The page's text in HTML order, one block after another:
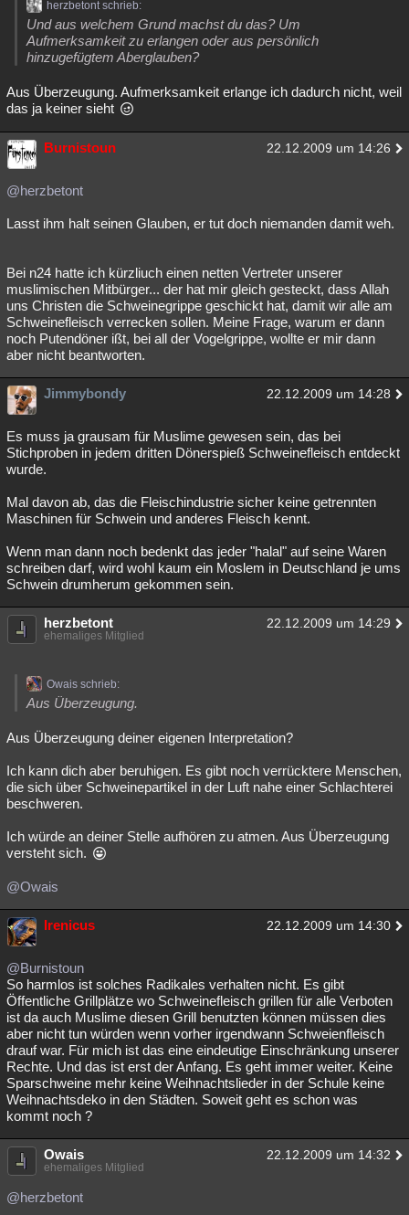
herzbetont schrieb:
Und aus welchem Grund machst du das? Um
Aufmerksamkeit zu erlangen oder aus persönlich
hinzugefügtem Aberglauben?
Aus Überzeugung. Aufmerksamkeit erlange ich dadurch nicht, weil
das ja keiner sieht
Burnistoun 22.12.2009 um 14:26
@herzbetont
Lasst ihm halt seinen Glauben, er tut doch niemanden damit weh.
Bei n24 hatte ich kürzliuch einen netten Vertreter unserer
muslimischen Mitbürger... der hat mir gleich gesteckt, dass Allah
uns Christen die Schweinegrippe geschickt hat, damit wir alle am
Schweinefleisch verrecken sollen. Meine Frage, warum er dann
noch Putendöner ißt, bei all der Vogelgrippe, wollte er mir dann
aber nicht beantworten.
Jimmybondy 22.12.2009 um 14:28
Es muss ja grausam für Muslime gewesen sein, das bei
Stichproben in jedem dritten Dönerspieß Schweinefleisch entdeckt
wurde.
Mal davon ab, das die Fleischindustrie sicher keine getrennten
Maschinen für Schwein und anderes Fleisch kennt.
Wenn man dann noch bedenkt das jeder "halal" auf seine Waren
schreiben darf, wird wohl kaum ein Moslem in Deutschland je ums
Schwein drumherum gekommen sein.
herzbetont 22.12.2009 um 14:29
ehemaliges Mitglied
Owais schrieb:
Aus Überzeugung.
Aus Überzeugung deiner eigenen Interpretation?
Ich kann dich aber beruhigen. Es gibt noch verrücktere Menschen,
die sich über Schweinepartikel in der Luft nahe einer Schlachterei
beschweren.
Ich würde an deiner Stelle aufhören zu atmen. Aus Überzeugung
versteht sich.
@Owais
Irenicus 22.12.2009 um 14:30
@Burnistoun
So harmlos ist solches Radikales verhalten nicht. Es gibt
Öffentliche Grillplätze wo Schweinefleisch grillen für alle Verboten
ist da auch Muslime diesen Grill benutzten können müssen dies
aber nicht tun würden wenn vorher irgendwann Schweienfleisch
drauf war. Für mich ist das eine eindeutige Einschränkung unserer
Rechte. Und das ist erst der Anfang. Es geht immer weiter. Keine
Sparschweine mehr keine Weihnachtslieder in der Schule keine
Weihnachtsdeko in den Städten. Soweit geht es schon was
kommt noch ?
Owais 22.12.2009 um 14:32
ehemaliges Mitglied
@herzbetont